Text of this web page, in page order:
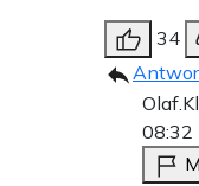
34
08:32